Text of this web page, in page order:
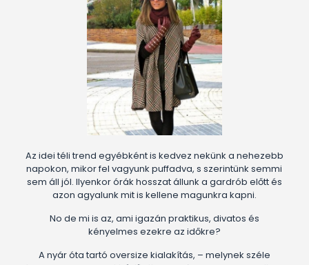
Az idei téli trend egyébként is kedvez nekünk a nehezebb
napokon, mikor fel vagyunk puffadva, s szerintünk semmi
sem áll jól. Ilyenkor órák hosszat állunk a gardrób előtt és
azon agyalunk mit is kellene magunkra kapni.
No de mi is az, ami igazán praktikus, divatos és
kényelmes ezekre az időkre?
A nyár óta tartó oversize kialakítás, – melynek széle